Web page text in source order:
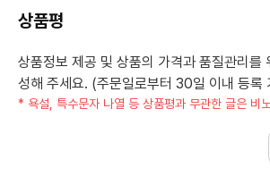
상품평
상품정보 제공 및 상품의 가격과 품질관리를
성해 주세요. (주문일로부터 30일 이내 등록
* 욕설, 특수문자 나열 등 상품평과 무관한 글은 비